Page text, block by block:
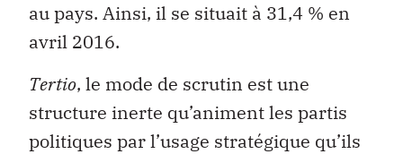
au pays. Ainsi, il se situait à 31,4 % en
avril 2016.
Tertio, le mode de scrutin est une
structure inerte qu’animent les partis
politiques par l’usage stratégique qu’ils